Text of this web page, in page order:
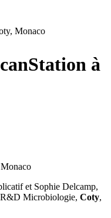
Monaco
à
et Sophie Delcamp,
R&D Microbiologie, Coty,